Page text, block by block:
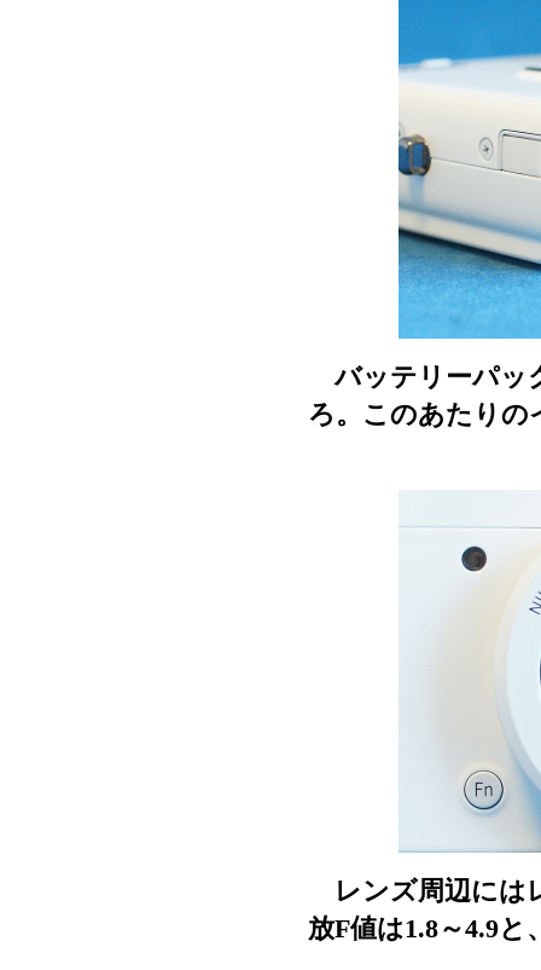
バッテリーパッ
ろ。このあたりの
レンズ周辺には
放F値は1.8～4.9